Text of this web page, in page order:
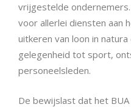
vrijgestelde
voor allerlei diensten aan
uitkeren van loon in
gelegenheid tot sport,
personeelsleden.
De bewijslast dat het